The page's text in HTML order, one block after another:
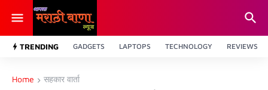
TRENDING GADGETS LAPTOPS TECHNOLOGY REVIEWS
Home सहकार वार्ता